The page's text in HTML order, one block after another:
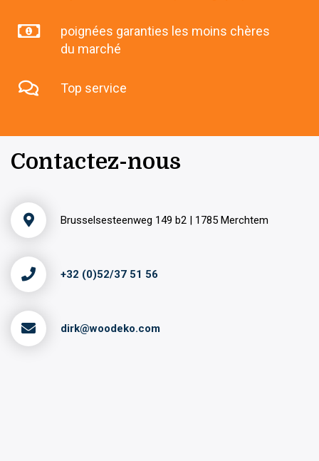
poignées garanties les moins chères
du marché
Top service
Contactez-nous
Brusselsesteenweg 149 b2 | 1785 Merchtem
+32 (0)52/37 51 56
dirk@woodeko.com